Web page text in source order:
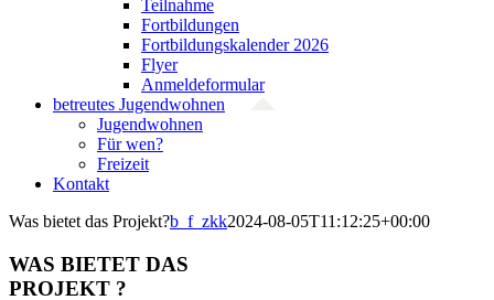
Teilnahme
Fortbildungen
Fortbildungskalender 2026
Flyer
Anmeldeformular
betreutes Jugendwohnen
Jugendwohnen
Für wen?
Freizeit
Kontakt
Was bietet das Projekt?b_f_zkk2024-08-05T11:12:25+00:00
WAS BIETET DAS
PROJEKT ?